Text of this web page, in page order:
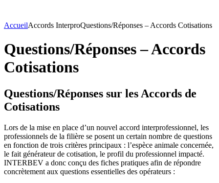
AccueilAccords InterproQuestions/Réponses – Accords Cotisations
Questions/Réponses – Accords
Cotisations
Questions/Réponses sur les Accords de
Cotisations
Lors de la mise en place d’un nouvel accord interprofessionnel, les
professionnels de la filière se posent un certain nombre de questions
en fonction de trois critères principaux : l’espèce animale concernée,
le fait générateur de cotisation, le profil du professionnel impacté.
INTERBEV a donc conçu des fiches pratiques afin de répondre
concrètement aux questions essentielles des opérateurs :